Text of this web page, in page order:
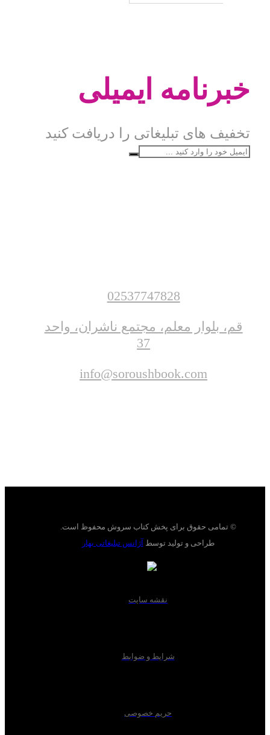
خبرنامه ایمیلی
تخفیف های تبلیغاتی را دریافت کنید
02537747828
قم، بلوار معلم، مجتمع ناشران، واحد
37
info@soroushbook.com
© تمامی حقوق برای پخش کتاب سروش محفوظ است.
طراحی و تولید توسط آژانس تبلیغاتی بهار
نقشه سایت
شرایط و ضوابط
حریم خصوصی